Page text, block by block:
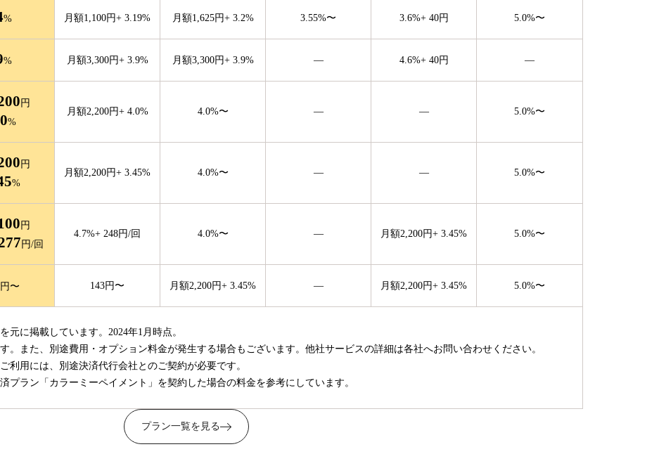
% 月額1,100円+ 3.19% 月額1,625円+ 3.2% 3.55%〜 3.6%+ 40円 5.0%〜
% 月額3,300円+ 3.9% 月額3,300円+ 3.9% — 4.6%+ 40円 —
円
%
月額2,200円+ 4.0% 4.0%〜 — — 5.0%〜
円
%
月額2,200円+ 3.45% 4.0%〜 — — 5.0%〜
円
円/回
4.7%+ 248円/回 4.0%〜 — 月額2,200円+ 3.45% 5.0%〜
円〜 143円〜 月額2,200円+ 3.45% — 月額2,200円+ 3.45% 5.0%〜
に掲載しています。2024年1月時点。
。また、別途費用・オプション料金が発生する場合もございます。他社サービスの詳細は各社へお問い合わせください。
用には、別途決済代行会社とのご契約が必要です。
ラン「カラーミーペイメント」を契約した場合の料金を参考にしています。
プラン一覧を見る